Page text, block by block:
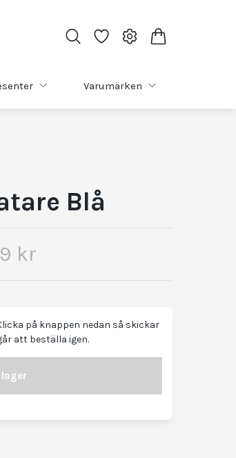
Varumärken
Blå
kr
på knappen nedan så skickar
att beställa igen.
lager